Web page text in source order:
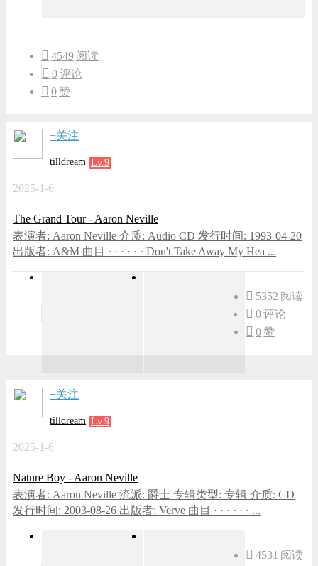
4549 阅读
0评论
0赞
+关注
tilldream Lv.9
2025-1-6
The Grand Tour - Aaron Neville
表演者: Aaron Neville 介质: Audio CD 发行时间: 1993-04-20
出版者: A&M 曲目 · · · · · · Don't Take Away My Hea ...
5352 阅读
0评论
0赞
+关注
tilldream Lv.9
2025-1-6
Nature Boy - Aaron Neville
表演者: Aaron Neville 流派: 爵士 专辑类型: 专辑 介质: CD
发行时间: 2003-08-26 出版者: Verve 曲目 · · · · · · ...
4531 阅读